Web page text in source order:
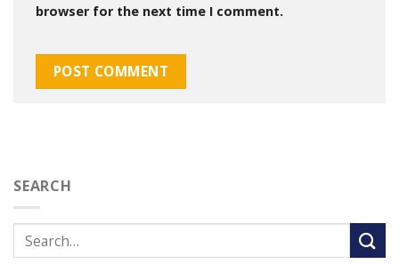
browser for the next time I comment.
SEARCH